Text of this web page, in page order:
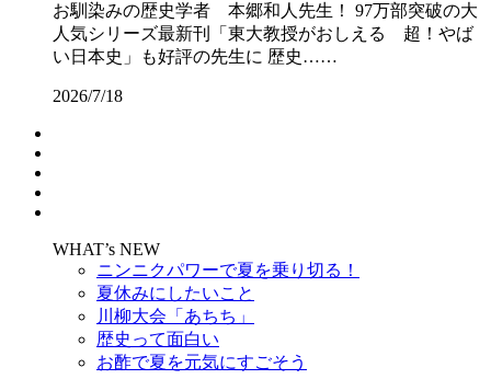
お馴染みの歴史学者 本郷和人先生！ 97万部突破の大
人気シリーズ最新刊「東大教授がおしえる 超！やば
い日本史」も好評の先生に 歴史……
2026/7/18
WHAT’s NEW
ニンニクパワーで夏を乗り切る！
夏休みにしたいこと
川柳大会「あちち」
歴史って面白い
お酢で夏を元気にすごそう